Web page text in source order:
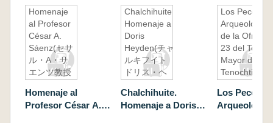
Homenaje
al Profesor
César A.
Sáenz(セサ
ル・A・サ
エンツ教授
Homenaje al
Profesor César A.
Chalchihuite.
Homenaje a
Doris
Heyden(チャ
ルキフイト
ドリス・ヘ
賛辞)
Chalchihuite.
Homenaje a Doris
Los Peces
de la Ofrenda
23 del
Mayor de
Tenochtitlan(
ンのテンプ
ロ・マヨール
Los Peces